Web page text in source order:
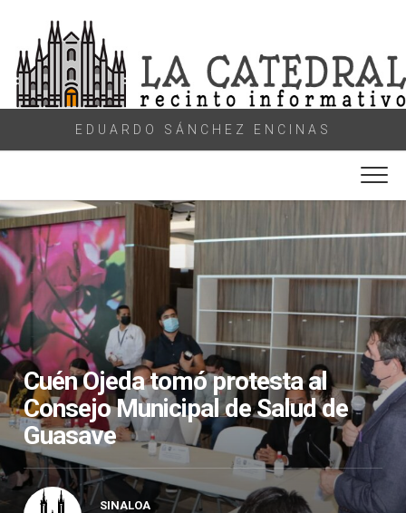
content
EDUARDO SÁNCHEZ ENCINAS
Cuén Ojeda tomó protesta al
Consejo Municipal de Salud de
Guasave
SINALOA